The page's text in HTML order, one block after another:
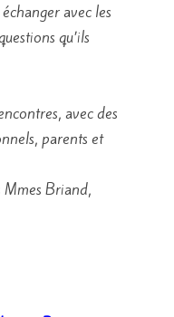
avec les
qu’ils
avec des
parents et
Briand,